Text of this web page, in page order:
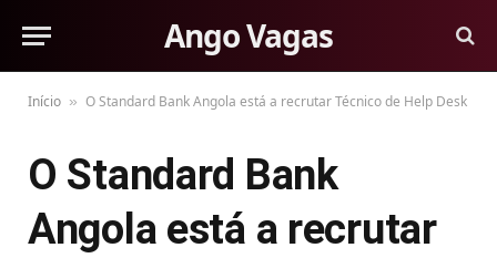
Ango Vagas
Início » O Standard Bank Angola está a recrutar Técnico de Help Desk
O Standard Bank
Angola está a recrutar